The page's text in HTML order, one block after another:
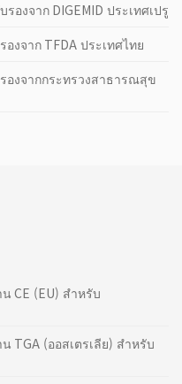
องจาก DIGEMID ประเทศเปรู
งจาก TFDA ประเทศไทย
องจากกระทรวงสาธารณสุข
CE (EU) สำหรับ
TGA (ออสเตรเลีย) สำหรับ